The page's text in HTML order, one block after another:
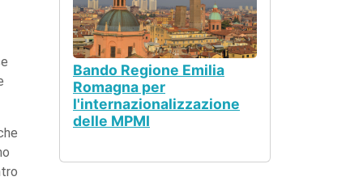
Bando Regione Emilia
Romagna per
l'internazionalizzazione
delle MPMI